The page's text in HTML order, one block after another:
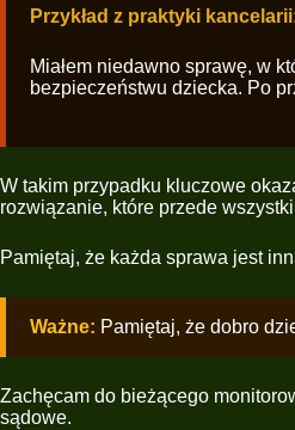
Przykład z praktyki
Miałem niedawno sprawę, w
bezpieczeństwu dziecka. Po
W takim przypadku kluczowe
rozwiązanie, które przede
Pamiętaj, że każda sprawa jest
Ważne: Pamiętaj, że dobro
Zachęcam do bieżącego
sądowe.